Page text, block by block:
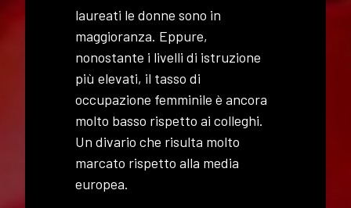
laureati le donne sono in
maggioranza. Eppure,
nonostante i livelli di istruzione
più elevati, il tasso di
occupazione femminile è ancora
molto basso rispetto ai colleghi.
Un divario che risulta molto
marcato rispetto alla media
europea.